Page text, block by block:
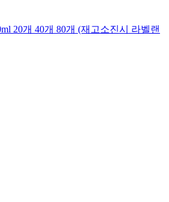
20개 40개 80개 (재고소진시 라벨랜